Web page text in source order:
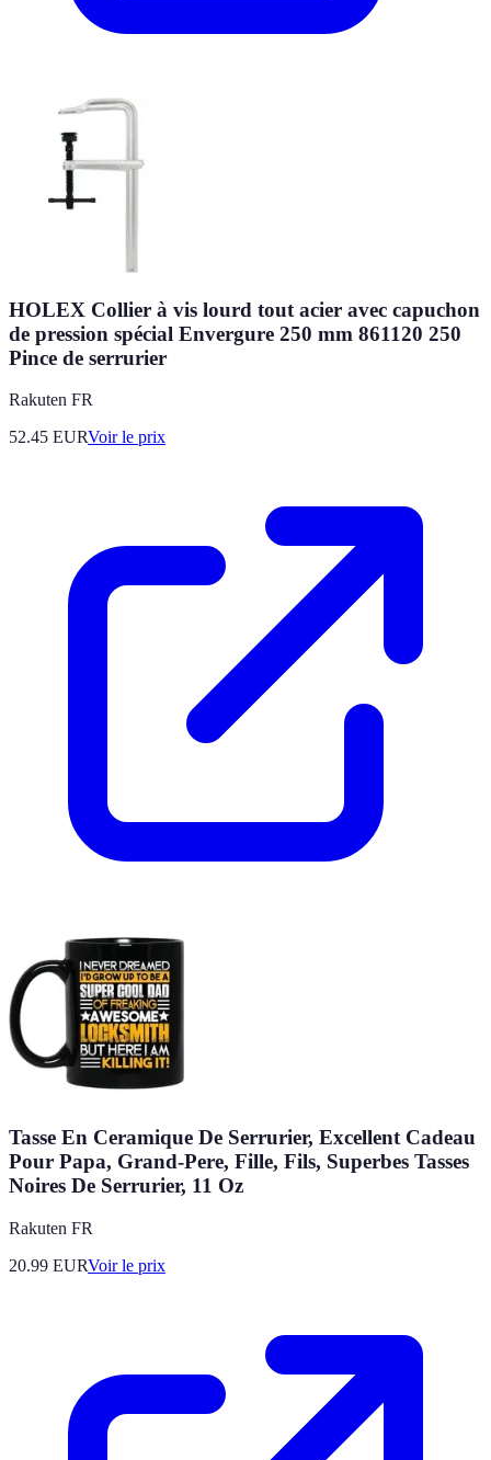
HOLEX Collier à vis lourd tout acier avec capuchon
de pression spécial Envergure 250 mm 861120 250
Pince de serrurier
Rakuten FR
52.45 EURVoir le prix
Tasse En Ceramique De Serrurier, Excellent Cadeau
Pour Papa, Grand-Pere, Fille, Fils, Superbes Tasses
Noires De Serrurier, 11 Oz
Rakuten FR
20.99 EURVoir le prix